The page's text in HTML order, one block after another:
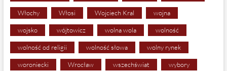
Włochy Włosi Wojciech Kral wojna
wojsko wójtowicz wolna wola wolność
wolność od religii wolność słowa wolny rynek
woroniecki Wrocław wszechświat wybory